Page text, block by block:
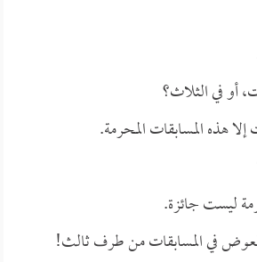
أو في الثلاث؟
هذه المسابقات المحرمة.
ليست جائزة.
في المسابقات من طرف ثالث!